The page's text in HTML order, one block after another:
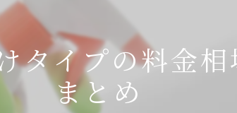
タイプの料金
まとめ